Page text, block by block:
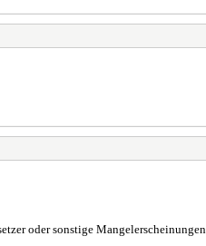
oder sonstige Mangelerscheinungen.